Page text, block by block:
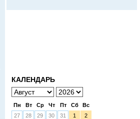
КАЛЕНДАРЬ
Пн Вт Ср Чт Пт Сб
Вс
27
28 29 30 31 1
2